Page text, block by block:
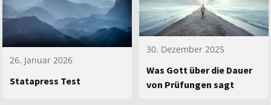
26. Januar 2026
Statapress Test
30. Dezember 2025
Was Gott über die Dauer
von Prüfungen sagt